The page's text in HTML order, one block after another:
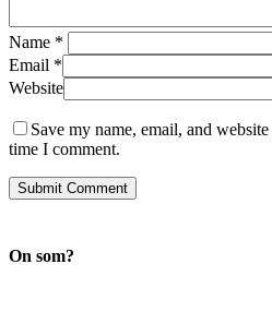
Name *
Email *
Website
Save my name, email, and
time I comment.
On som?